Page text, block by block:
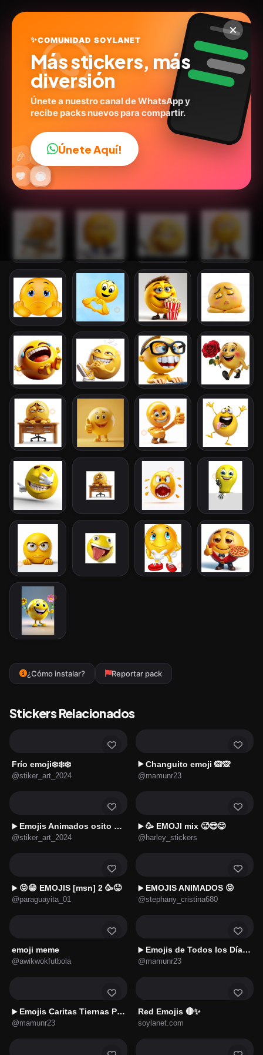
Emoji
@silviazanao190
25stickers 🤪Emoji Expresiones
¿Cómo instalar? Reportar pack
Stickers Relacionados
Frío emoji❄️❄️❄️
@stiker_art_2024
▶️ Changuito emoji 🙉🙊
@mamunr23
▶️ Emojis Animados osito panda🐼
@stiker_art_2024
▶️ 🥳 EMOJI mix 🥵😎😋
@harley_stickers
▶️ 😝😁 EMOJIS [msn] 2 🥳😝
@paraguayita_01
▶️ EMOJIS ANIMADOS 😝
@stephany_cristina680
emoji meme
@awikwokfutbola
▶️ Emojis de Todos los Días 💛
@mamunr23
▶️ Emojis Caritas Tiernas Pixel 💕
@mamunr23
Red Emojis 🔴✨
soylanet.com
😎
😂
🔥
💬
❤️ ✨
🤩
😜
🎉 👍
✨COMUNIDAD SOYLANET
Más stickers, más
diversión
Únete a nuestro canal de WhatsApp y
recibe packs nuevos para compartir.
Únete Aquí!